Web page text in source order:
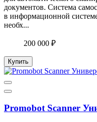
документов. Система
в информационной
необх...
200 000 ₽
Купить
Promobot Scanner